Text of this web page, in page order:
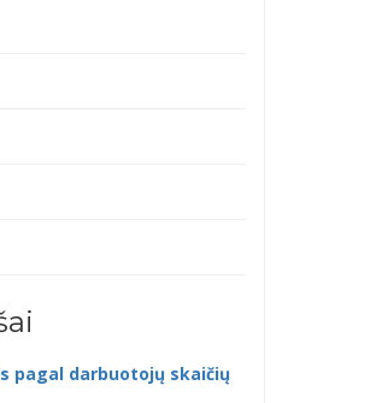
pagal darbuotojų skaičių